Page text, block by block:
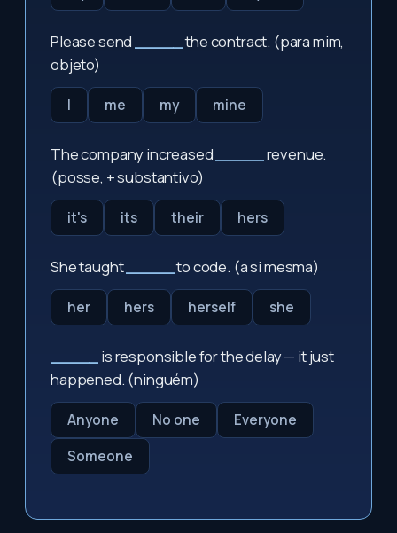
Please send
the contract. (para mim,
objeto)
I me my mine
The company increased
revenue.
(posse, + substantivo)
it's its their hers
She taught to code. (a si mesma)
her hers herself she
is responsible for the delay — it just
happened. (ninguém)
Anyone No one
Everyone
Someone